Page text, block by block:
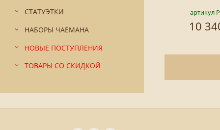
СТАТУЭТКИ
НАБОРЫ ЧАЕМАНА
НОВЫЕ ПОСТУПЛЕНИЯ
ТОВАРЫ СО СКИДКОЙ
артикул
10